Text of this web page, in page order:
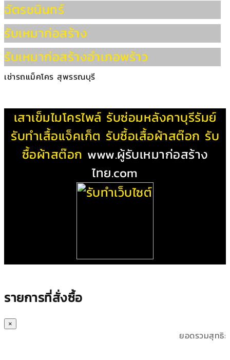
ฉัตรชนินทร์
รับเหมาก่อสร้าง
รับเหมาก่อสร้างอำเภอพร้าว
เช่ารถแม็คโคร สุพรรณบุรี
เสาเข็มไมโครไพล์ รับซ่อมหลังคาบุรีรัมย์
รับทําเสื้อแจ็คเก็ต รับซื้อเสื้อผ้าสต๊อก รับ
ซื้อผ้าสต๊อก www.ผู้รับเหมาก่อสร้าง
ไทย.com
รายการที่สั่งซื้อ
×
ยอดรวมสุทธิ: